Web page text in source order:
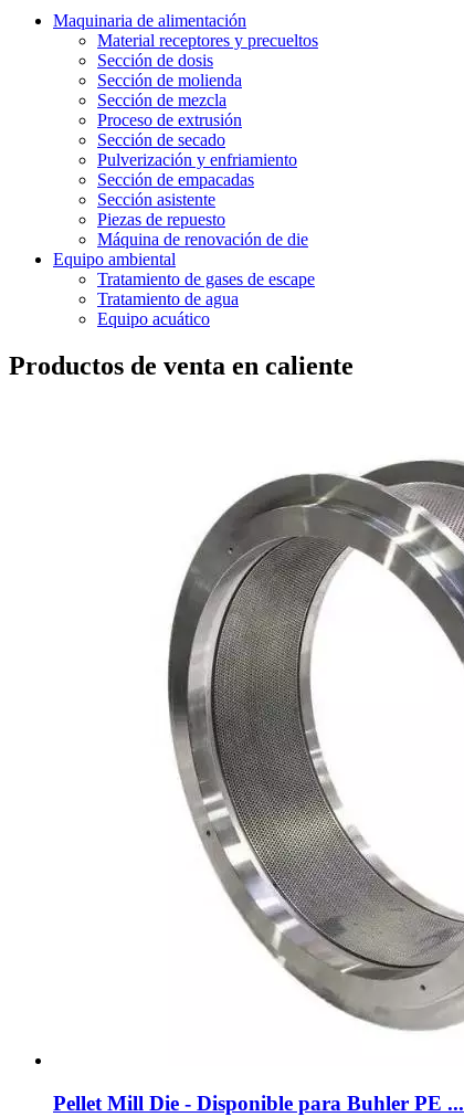
Maquinaria de alimentación
Material receptores y precueltos
Sección de dosis
Sección de molienda
Sección de mezcla
Proceso de extrusión
Sección de secado
Pulverización y enfriamiento
Sección de empacadas
Sección asistente
Piezas de repuesto
Máquina de renovación de die
Equipo ambiental
Tratamiento de gases de escape
Tratamiento de agua
Equipo acuático
Productos de venta en caliente
Pellet Mill Die - Disponible para Buhler PE ...